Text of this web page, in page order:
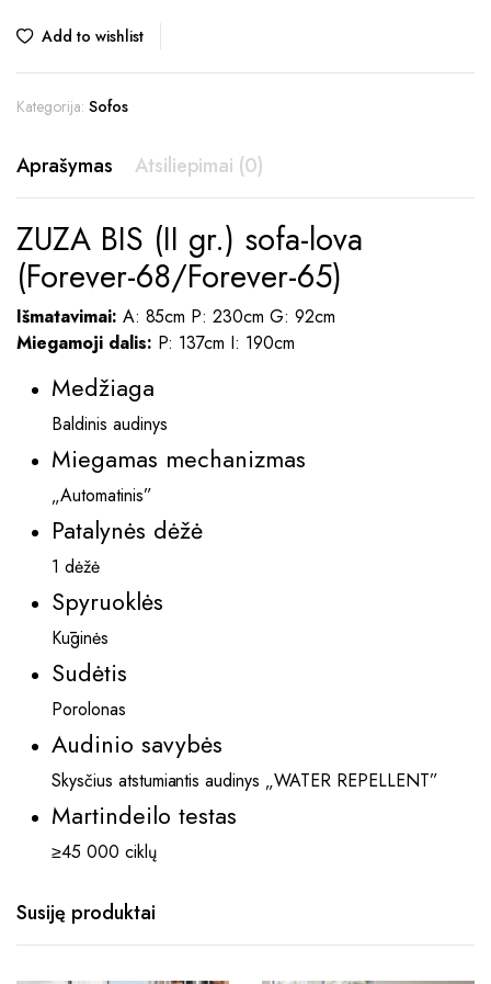
price
was:
510,00 €.
price
is:
459,00 €.
Add to wishlist
Kategorija: Sofos
Aprašymas Atsiliepimai (0)
ZUZA BIS (II gr.) sofa-lova
(Forever-68/Forever-65)
Išmatavimai: A: 85cm P: 230cm G: 92cm
Miegamoji dalis: P: 137cm I: 190cm
Medžiaga
Baldinis audinys
Miegamas mechanizmas
„Automatinis”
Patalynės dėžė
1 dėžė
Spyruoklės
Kūginės
Sudėtis
Porolonas
Audinio savybės
Skysčius atstumiantis audinys „WATER REPELLENT”
Martindeilo testas
≥45 000 ciklų
Susiję produktai